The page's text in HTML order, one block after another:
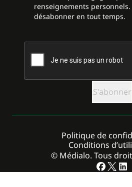
renseignements
désabonner en tout temps.
© Médialo. Tous
Politique de
Conditions